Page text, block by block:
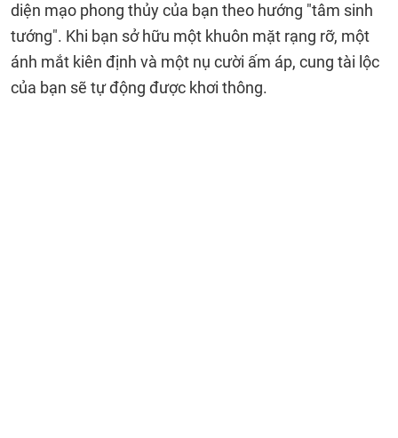
diện mạo phong thủy của bạn theo hướng "tâm sinh
tướng". Khi bạn sở hữu một khuôn mặt rạng rỡ, một
ánh mắt kiên định và một nụ cười ấm áp, cung tài lộc
của bạn sẽ tự động được khơi thông.